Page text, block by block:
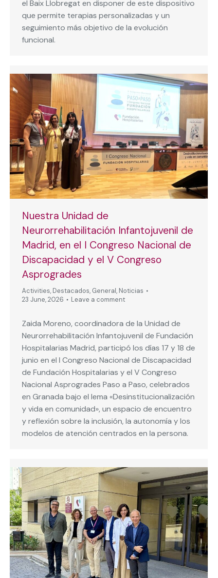
el Baix Llobregat en disponer de este dispositivo
que permite terapias personalizadas y un
seguimiento más objetivo de la evolución
funcional.
Nuestra Unidad de
Neurorrehabilitación Infantojuvenil de
Madrid, en el I Congreso Nacional de
Discapacidad y el V Congreso
Asprogrades
Activities, Destacados, General, Noticias
23 June, 2026
Leave a comment
Zaida Moreno, coordinadora de la Unidad de
Neurorrehabilitación Infantojuvenil de Fundación
Hospitalarias Madrid, participó los días 17 y 18 de
junio en el I Congreso Nacional de Discapacidad
de Fundación Hospitalarias y el V Congreso
Nacional Asprogrades Paso a Paso, celebrados
en Granada bajo el lema «Desinstitucionalización
y vida en comunidad», un espacio de encuentro
y reflexión sobre la inclusión, la autonomía y los
modelos de atención centrados en la persona.